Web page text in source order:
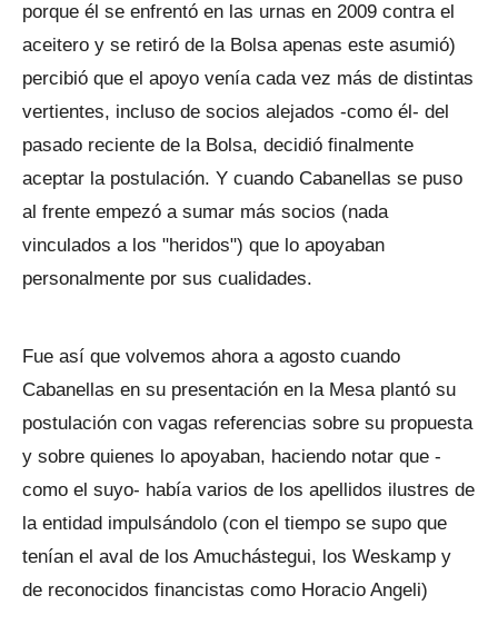
porque él se enfrentó en las urnas en 2009 contra el
aceitero y se retiró de la Bolsa apenas este asumió)
percibió que el apoyo venía cada vez más de distintas
vertientes, incluso de socios alejados -como él- del
pasado reciente de la Bolsa, decidió finalmente
aceptar la postulación. Y cuando Cabanellas se puso
al frente empezó a sumar más socios (nada
vinculados a los "heridos") que lo apoyaban
personalmente por sus cualidades.
Fue así que volvemos ahora a agosto cuando
Cabanellas en su presentación en la Mesa plantó su
postulación con vagas referencias sobre su propuesta
y sobre quienes lo apoyaban, haciendo notar que -
como el suyo- había varios de los apellidos ilustres de
la entidad impulsándolo (con el tiempo se supo que
tenían el aval de los Amuchástegui, los Weskamp y
de reconocidos financistas como Horacio Angeli)